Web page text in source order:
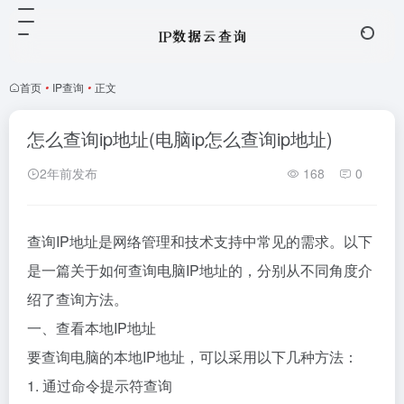
首页 • IP查询 • 正文
怎么查询ip地址(电脑ip怎么查询ip地址)
2年前发布 168 0
查询IP地址是网络管理和技术支持中常见的需求。以下
是一篇关于如何查询电脑IP地址的，分别从不同角度介
绍了查询方法。
一、查看本地IP地址
要查询电脑的本地IP地址，可以采用以下几种方法：
1. 通过命令提示符查询